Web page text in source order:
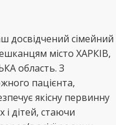
досвідчений сімейний
місто ХАРКІВ,
область. З
пацієнта,
якісну первинну
дітей, стаючи